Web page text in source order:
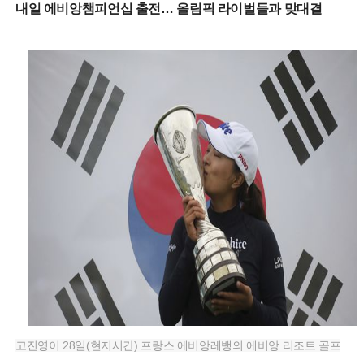
내일 에비앙챔피언십 출전… 올림픽 라이벌들과 맞대결
고진영이 28일(현지시간) 프랑스 에비앙레뱅의 에비앙 리조트 골프